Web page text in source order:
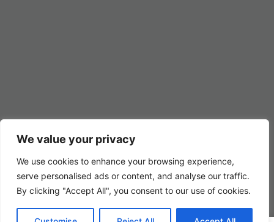
We value your privacy
We use cookies to enhance your browsing experience,
serve personalised ads or content, and analyse our traffic.
By clicking "Accept All", you consent to our use of cookies.